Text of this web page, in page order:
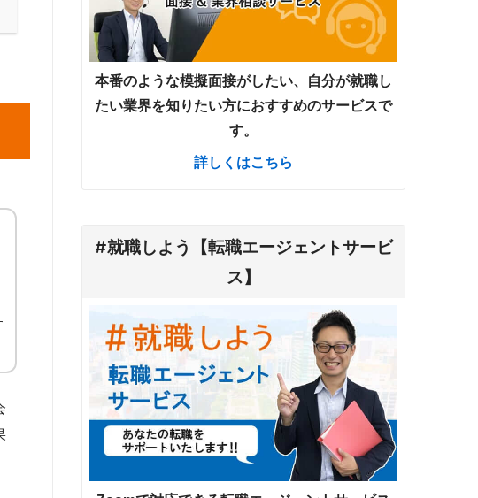
本番のような模擬面接がしたい、自分が就職し
たい業界を知りたい方におすすめのサービスで
す。
詳しくはこちら
#就職しよう【転職エージェントサービ
ス】